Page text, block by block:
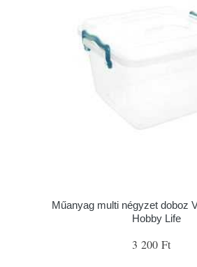
Műanyag multi négyzet doboz
Hobby Life
3 200 Ft